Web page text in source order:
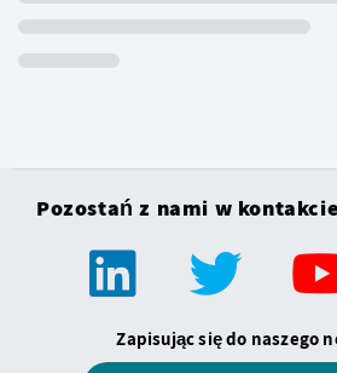
Pozostań z nami w
Zapisując się do naszego